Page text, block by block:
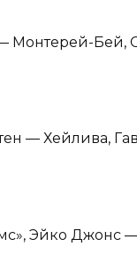
Монтерей-Бей,
— Хейлива,
Эйко Джонс